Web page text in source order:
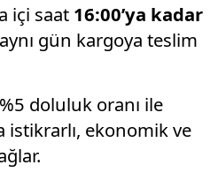
içi saat 16:00’ya kadar
gün kargoya teslim
%5 doluluk oranı ile
istikrarlı, ekonomik ve